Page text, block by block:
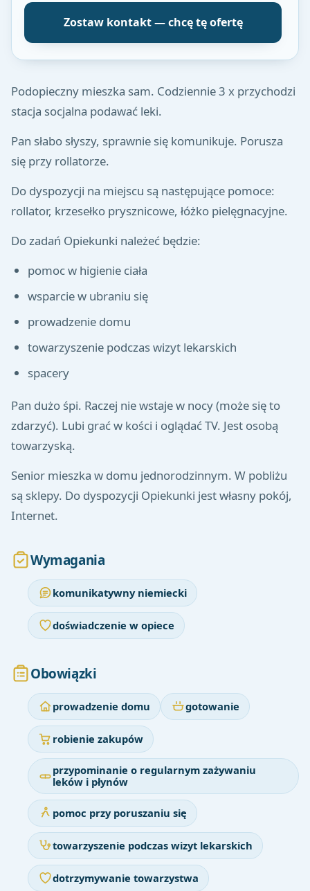
Zostaw kontakt — chcę tę ofertę
Podopieczny mieszka sam. Codziennie 3 x przychodzi
stacja socjalna podawać leki.
Pan słabo słyszy, sprawnie się komunikuje. Porusza
się przy rollatorze.
Do dyspozycji na miejscu są następujące pomoce:
rollator, krzesełko prysznicowe, łóżko pielęgnacyjne.
Do zadań Opiekunki należeć będzie:
pomoc w higienie ciała
wsparcie w ubraniu się
prowadzenie domu
towarzyszenie podczas wizyt lekarskich
spacery
Pan dużo śpi. Raczej nie wstaje w nocy (może się to
zdarzyć). Lubi grać w kości i oglądać TV. Jest osobą
towarzyską.
Senior mieszka w domu jednorodzinnym. W pobliżu
są sklepy. Do dyspozycji Opiekunki jest własny pokój,
Internet.
Wymagania
komunikatywny niemiecki
doświadczenie w opiece
Obowiązki
prowadzenie domu gotowanie
robienie zakupów
przypominanie o regularnym zażywaniu
leków i płynów
pomoc przy poruszaniu się
towarzyszenie podczas wizyt lekarskich
dotrzymywanie towarzystwa